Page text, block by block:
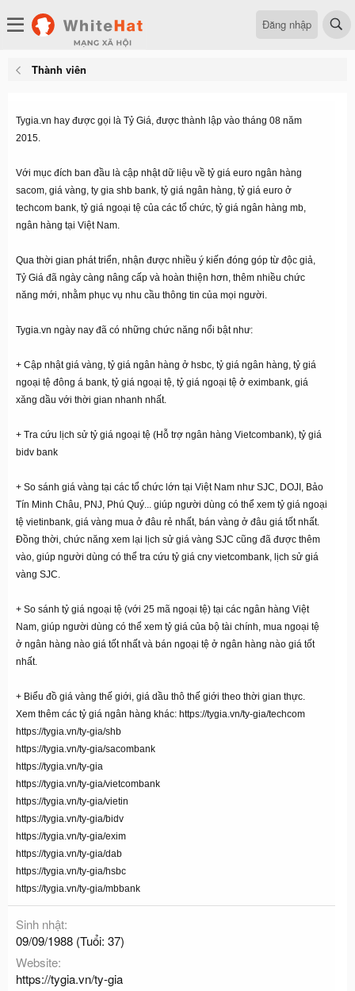
Đăng nhập
Thành viên
Tygia.vn hay được gọi là Tỷ Giá, được thành lập vào tháng 08 năm
2015.
Với mục đích ban đầu là cập nhật dữ liệu về tỷ giá euro ngân hàng
sacom, giá vàng, ty gia shb bank, tỷ giá ngân hàng, tỷ giá euro ở
techcom bank, tỷ giá ngoại tệ của các tổ chức, tỷ giá ngân hàng mb,
ngân hàng tại Việt Nam.
Qua thời gian phát triển, nhận được nhiều ý kiến đóng góp từ độc giả,
Tỷ Giá đã ngày càng nâng cấp và hoàn thiện hơn, thêm nhiều chức
năng mới, nhằm phục vụ nhu cầu thông tin của mọi người.
Tygia.vn ngày nay đã có những chức năng nổi bật như:
+ Cập nhật giá vàng, tỷ giá ngân hàng ở hsbc, tỷ giá ngân hàng, tỷ giá
ngoại tệ đông á bank, tỷ giá ngoại tệ, tỷ giá ngoại tệ ở eximbank, giá
xăng dầu với thời gian nhanh nhất.
+ Tra cứu lịch sử tỷ giá ngoại tệ (Hỗ trợ ngân hàng Vietcombank), tỷ giá
bidv bank
+ So sánh giá vàng tại các tổ chức lớn tại Việt Nam như SJC, DOJI, Bảo
Tín Minh Châu, PNJ, Phú Quý... giúp người dùng có thể xem tỷ giá ngoại
tệ vietinbank, giá vàng mua ở đâu rẻ nhất, bán vàng ở đâu giá tốt nhất.
Đồng thời, chức năng xem lại lịch sử giá vàng SJC cũng đã được thêm
vào, giúp người dùng có thể tra cứu tỷ giá cny vietcombank, lịch sử giá
vàng SJC.
+ So sánh tỷ giá ngoại tệ (với 25 mã ngoại tệ) tại các ngân hàng Việt
Nam, giúp người dùng có thể xem tỷ giá của bộ tài chính, mua ngoại tệ
ở ngân hàng nào giá tốt nhất và bán ngoại tệ ở ngân hàng nào giá tốt
nhất.
+ Biểu đồ giá vàng thế giới, giá dầu thô thế giới theo thời gian thực.
Xem thêm các tỷ giá ngân hàng khác: https://tygia.vn/ty-gia/techcom
https://tygia.vn/ty-gia/shb
https://tygia.vn/ty-gia/sacombank
https://tygia.vn/ty-gia
https://tygia.vn/ty-gia/vietcombank
https://tygia.vn/ty-gia/vietin
https://tygia.vn/ty-gia/bidv
https://tygia.vn/ty-gia/exim
https://tygia.vn/ty-gia/dab
https://tygia.vn/ty-gia/hsbc
https://tygia.vn/ty-gia/mbbank
Sinh nhật
09/09/1988 (Tuổi: 37)
Website
https://tygia.vn/ty-gia